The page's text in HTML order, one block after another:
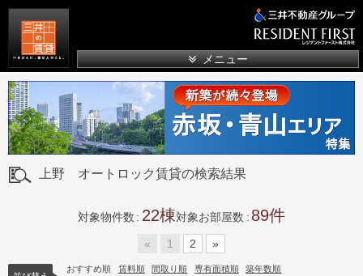
メニュー
上野 オートロック賃貸の検索結果
対象物件数 22 対象お部屋数 89
« 1 2 »
おすすめ順 賃料順 間取り順 専有面積順
築年数順